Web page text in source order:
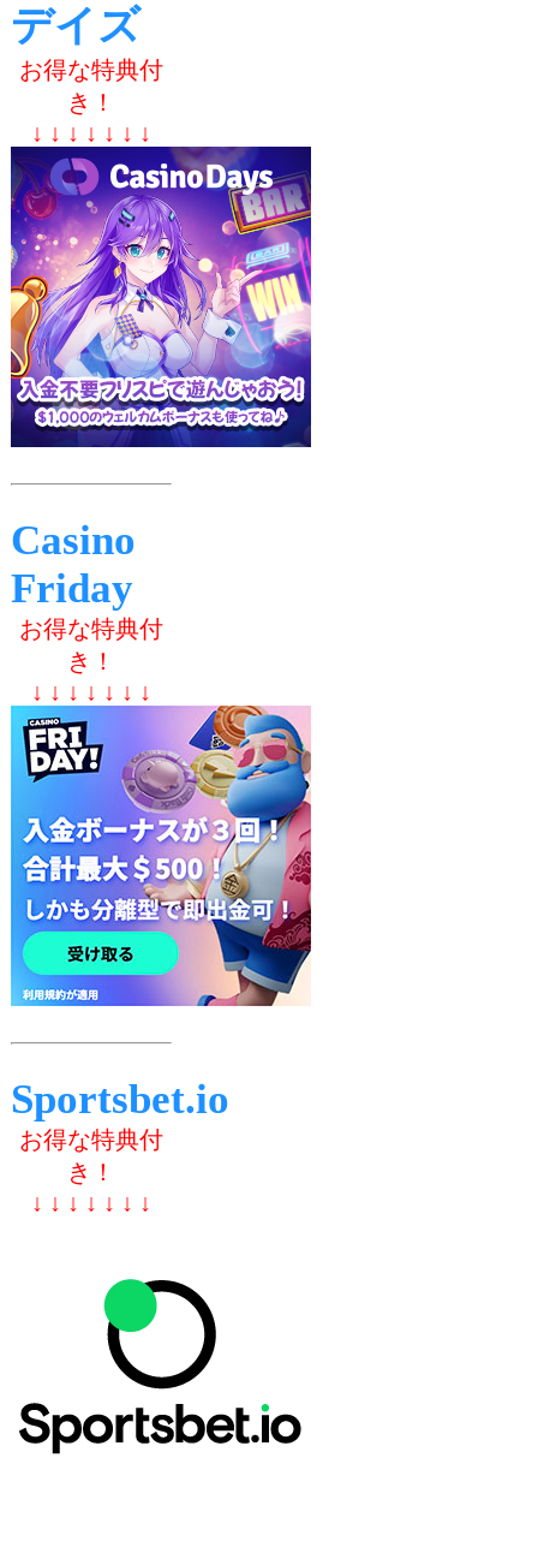
デイズ
お得な特典付
き！
↓ ↓ ↓ ↓ ↓ ↓ ↓
Casino
Friday
お得な特典付
き！
↓ ↓ ↓ ↓ ↓ ↓ ↓
Sportsbet.io
お得な特典付
き！
↓ ↓ ↓ ↓ ↓ ↓ ↓